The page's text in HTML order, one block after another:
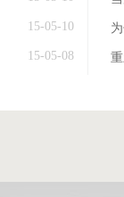
15-05-10
15-05-08